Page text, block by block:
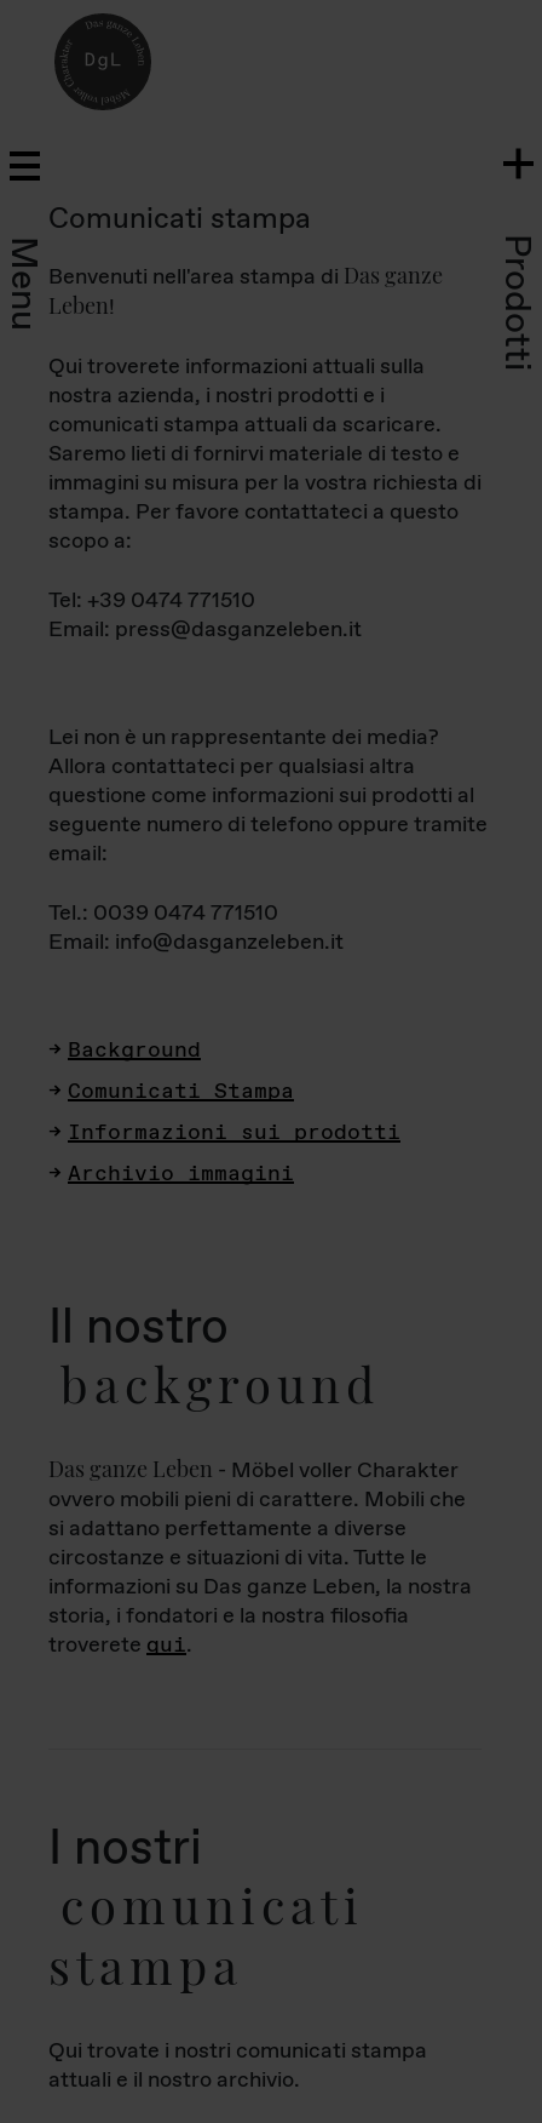
Menu Prodotti
Comunicati stampa
Benvenuti nell'area stampa di Das ganze
Leben!
Qui troverete informazioni attuali sulla
nostra azienda, i nostri prodotti e i
comunicati stampa attuali da scaricare.
Saremo lieti di fornirvi materiale di testo e
immagini su misura per la vostra richiesta di
stampa. Per favore contattateci a questo
scopo a:
Tel: +39 0474 771510
Email: press@dasganzeleben.it
Lei non è un rappresentante dei media?
Allora contattateci per qualsiasi altra
questione come informazioni sui prodotti al
seguente numero di telefono oppure tramite
email:
Tel.: 0039 0474 771510
Email: info@dasganzeleben.it
Background
Comunicati Stampa
Informazioni sui prodotti
Archivio immagini
Il nostro
background
Das ganze Leben - Möbel voller Charakter
ovvero mobili pieni di carattere. Mobili che
si adattano perfettamente a diverse
circostanze e situazioni di vita. Tutte le
informazioni su Das ganze Leben, la nostra
storia, i fondatori e la nostra filosofia
troverete qui.
I nostri
comunicati
stampa
Qui trovate i nostri comunicati stampa
attuali e il nostro archivio.